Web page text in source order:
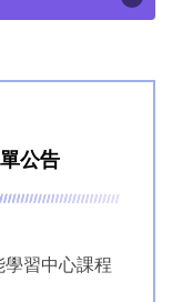
公告
習中心課程